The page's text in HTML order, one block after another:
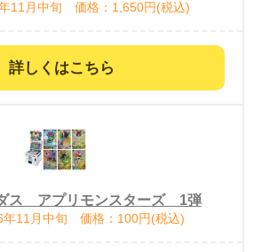
11月中旬 価格：1,650円(税込)
詳しくはこちら
ス アプリモンスターズ 1弾
年11月中旬 価格：100円(税込)